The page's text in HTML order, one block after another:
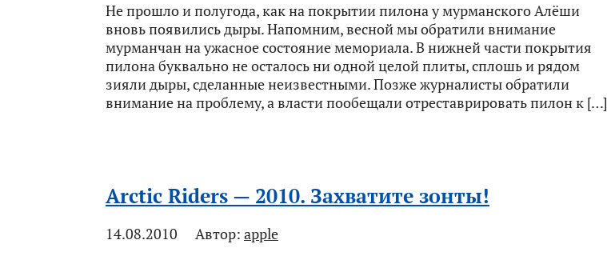
Не прошло и полугода, как на покрытии пилона у мурманского Алёши
вновь появились дыры. Напомним, весной мы обратили внимание
мурманчан на ужасное состояние мемориала. В нижней части покрытия
пилона буквально не осталось ни одной целой плиты, сплошь и рядом
зияли дыры, сделанные неизвестными. Позже журналисты обратили
внимание на проблему, а власти пообещали отреставрировать пилон к […]
Arctic Riders — 2010. Захватите зонты!
14.08.2010 Автор: apple